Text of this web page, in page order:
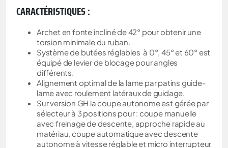
CARACTÉRISTIQUES :
Archet en fonte incliné de 42° pour obtenir une
torsion minimale du ruban.
Système de butées réglables à 0°, 45° et 60° est
équipé de levier de blocage pour angles
différents.
Alignement optimal de la lame par patins guide-
lame avec roulement latéraux de guidage.
Sur version GH la coupe autonome est gérée par
sélecteur à 3 positions pour : coupe manuelle
avec freinage de descente, approche rapide au
matériau, coupe automatique avec descente
autonome à vitesse réglable et micro interrupteur